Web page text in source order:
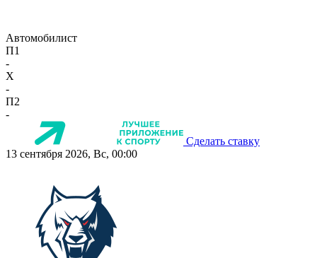
Автомобилист
П1
-
X
-
П2
-
Сделать ставку
13 сентября 2026, Вс, 00:00